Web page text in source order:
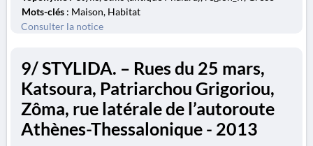
Mots-clés : Maison, Habitat
Consulter la notice
9/ STYLIDA. – Rues du 25 mars,
Katsoura, Patriarchou Grigoriou,
Zôma, rue latérale de l’autoroute
Athènes-Thessalonique - 2013